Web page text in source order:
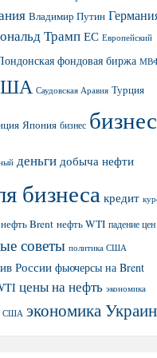
Владимир Путин
ТрампЕС Европейский
фондовая биржа
Саудовская Аравия Турция
Япония бизнес бизнес
деньги добыча нефти
бизнеса кредит
нефть Brent нефть WTI падение
советы политика США
России фьючерсы на Brent
цены на нефть экономика
США экономика